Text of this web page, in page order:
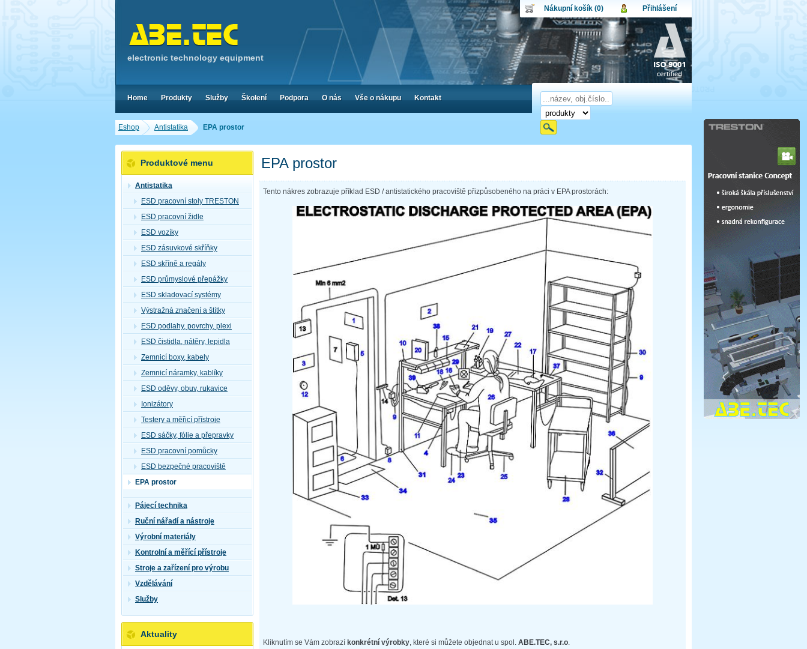
Eshop Antistatika EPA prostor
EPA prostor
Tento nákres zobrazuje příklad ESD / antistatického pracoviště přizpůsobeného na práci v EPA prostorách:
Kliknutím se Vám zobrazí konkrétní výrobky , které si můžete objednat u spol. ABE.TEC, s.r.o
Produktové menu
Antistatika
ESD pracovní stoly TRESTON
ESD pracovní židle
ESD vozíky
ESD zásuvkové skříňky
ESD skříně a regály
ESD průmyslové přepážky
ESD skladovací systémy
Výstražná značení a štítky
ESD podlahy, povrchy, plexi
ESD čistidla, nátěry, lepidla
Zemnicí boxy, kabely
Zemnicí náramky, kablíky
ESD oděvy, obuv, rukavice
Ionizátory
Testery a měřicí přístroje
ESD sáčky, fólie a přepravky
ESD pracovní pomůcky
ESD bezpečné pracoviště
EPA prostor
Pájecí technika
Ruční nářadí a nástroje
Výrobní materiály
Kontrolní a měřící přístroje
Stroje a zařízení pro výrobu
Vzdělávání
Služby
Aktuality
electronic technology equipment
Nákupní košík (0)
Nákupní košík je momentálně prázdný.
Obsah košíku
Počet produktů:0
Cena celkem:
0,00 CZK
Přihlášení
Uživatel:
Heslo:
Přihlásit
Zapomenuté heslo Nová registrace
Home Produkty Služby Školení Podpora O nás Vše o nákupu Kontakt